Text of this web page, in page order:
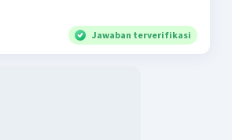
Jawaban terverifikasi